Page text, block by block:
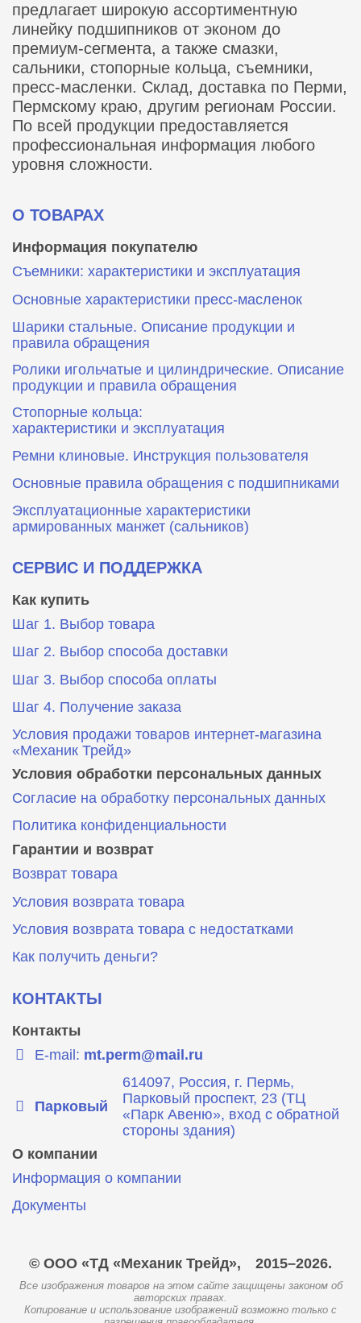
предлагает широкую ассортиментную
линейку подшипников от эконом до
премиум-сегмента, а также смазки,
сальники, стопорные кольца, съемники,
пресс-масленки. Склад, доставка по Перми,
Пермскому краю, другим регионам России.
По всей продукции предоставляется
профессиональная информация любого
уровня сложности.
О ТОВАРАХ
Информация покупателю
Съемники: характеристики и эксплуатация
Основные характеристики пресс‑масленок
Шарики стальные. Описание продукции и
правила обращения
Ролики игольчатые и цилиндрические. Описание
продукции и правила обращения
Стопорные кольца:
характеристики и эксплуатация
Ремни клиновые. Инструкция пользователя
Основные правила обращения с подшипниками
Эксплуатационные характеристики
армированных манжет (сальников)
СЕРВИС И ПОДДЕРЖКА
Как купить
Шаг 1. Выбор товара
Шаг 2. Выбор способа доставки
Шаг 3. Выбор способа оплаты
Шаг 4. Получение заказа
Условия продажи товаров интернет-магазина
«Механик Трейд»
Условия обработки персональных данных
Согласие на обработку персональных данных
Политика конфиденциальности
Гарантии и возврат
Возврат товара
Условия возврата товара
Условия возврата товара с недостатками
Как получить деньги?
КОНТАКТЫ
Контакты
E-mail: mt.perm@mail.ru
Парковый
614097, Россия, г. Пермь,
Парковый проспект, 23 (ТЦ
«Парк Авеню», вход с обратной
стороны здания)
О компании
Информация о компании
Документы
© ООО «ТД «Механик Трейд», 2015–2026.
Все изображения товаров на этом сайте защищены законом об
авторских правах.
Копирование и использование изображений возможно только с